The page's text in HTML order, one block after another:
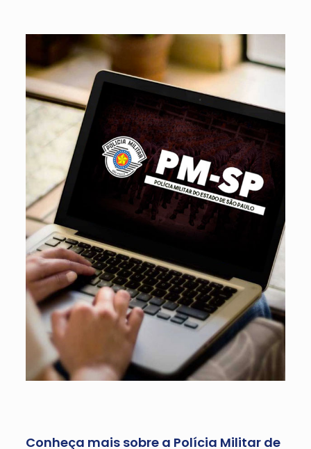
Conheça mais sobre a Polícia Militar de